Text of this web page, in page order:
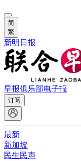
简
繁
新明日报
早报俱乐部电子报
订阅
最新
新加坡
民生民声